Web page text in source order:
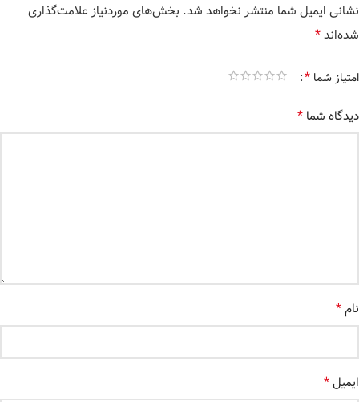
نشانی ایمیل شما منتشر نخواهد شد. بخش‌های موردنیاز علامت‌گذاری
شده‌اند*
امتیاز شما *
دیدگاه شما *
نام*
ایمیل*